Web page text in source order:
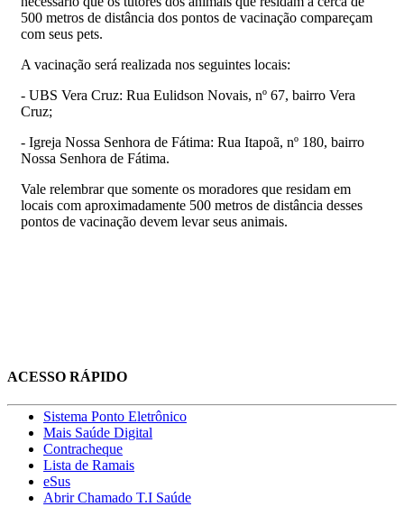
500 metros de distância dos pontos de vacinação compareçam
com seus pets.
A vacinação será realizada nos seguintes locais:
- UBS Vera Cruz: Rua Eulidson Novais, nº 67, bairro Vera
Cruz;
- Igreja Nossa Senhora de Fátima: Rua Itapoã, nº 180, bairro
Nossa Senhora de Fátima.
Vale relembrar que somente os moradores que residam em
locais com aproximadamente 500 metros de distância desses
pontos de vacinação devem levar seus animais.
ACESSO RÁPIDO
Sistema Ponto Eletrônico
Mais Saúde Digital
Contracheque
Lista de Ramais
eSus
Abrir Chamado T.I Saúde